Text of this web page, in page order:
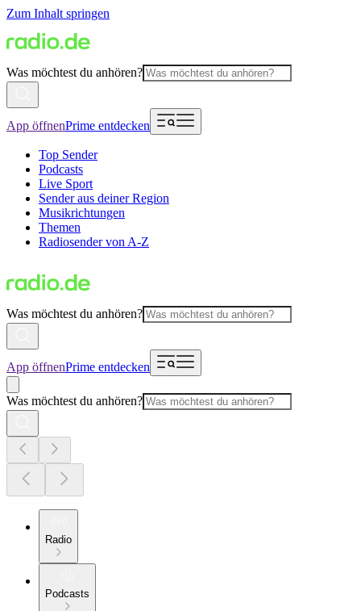
Zum Inhalt springen
Was möchtest du anhören?
App öffnenPrime entdecken
Top Sender
Podcasts
Live Sport
Sender aus deiner Region
Musikrichtungen
Themen
Radiosender von A-Z
Was möchtest du anhören?
App öffnenPrime entdecken
Was möchtest du anhören?
Radio
Podcasts